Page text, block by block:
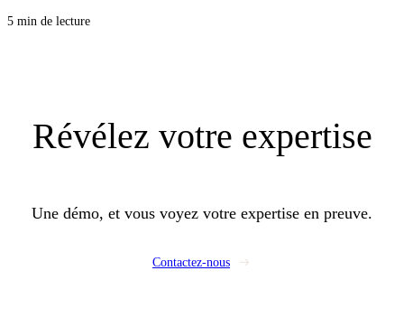
d’été comme d’hiver, et vous évitez les désordres qui coûtent cher au retour.
5 min de lecture
Révélez votre expertise
Une démo, et vous voyez votre expertise en preuve.
Contactez-nous